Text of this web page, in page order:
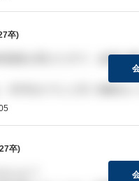
卒)
面接を受けた方で、結果が
卒)